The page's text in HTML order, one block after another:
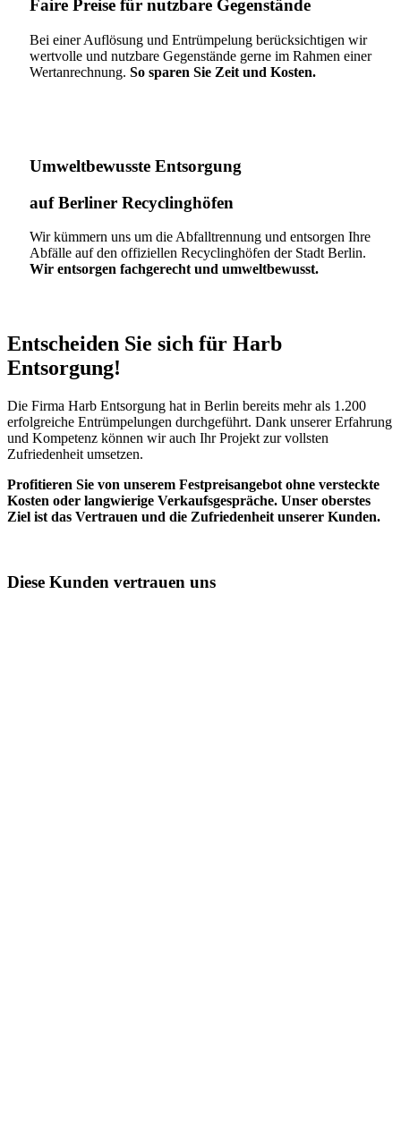
Faire Preise für nutzbare Gegenstände
Bei einer Auflösung und Entrümpelung berücksichtigen wir
wertvolle und nutzbare Gegenstände gerne im Rahmen einer
Wertanrechnung. So sparen Sie Zeit und Kosten.
Umweltbewusste Entsorgung
auf Berliner Recyclinghöfen​
Wir kümmern uns um die Abfalltrennung und entsorgen Ihre
Abfälle auf den offiziellen Recyclinghöfen der Stadt Berlin.
Wir entsorgen fachgerecht und umweltbewusst.
Entscheiden Sie sich für Harb
Entsorgung!​
Die Firma Harb Entsorgung hat in Berlin bereits mehr als 1.200
erfolgreiche Entrümpelungen durchgeführt. Dank unserer Erfahrung
und Kompetenz können wir auch Ihr Projekt zur vollsten
Zufriedenheit umsetzen.
Profitieren Sie von unserem Festpreisangebot ohne versteckte
Kosten oder langwierige Verkaufsgespräche. Unser oberstes
Ziel ist das Vertrauen und die Zufriedenheit unserer Kunden.
Diese Kunden vertrauen uns